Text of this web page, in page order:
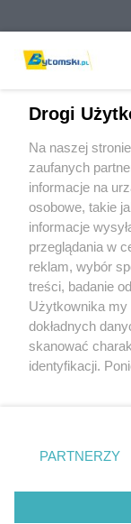
Wydawca mediów
Nie zapomnij
zapoznać się z:
Twojemiasto
Piekary Śląskie
Chorzów
Tarnowskie Góry
Gliwice
Drogi
Na naszej
zaufanych
informacje na
osobowe, takie
informacje
przeglądania w
reklam, wybór
treści, badanie
Użytkownika
dokładnych
skanować
identyfikacji.
prywatności
. Niektóre
zgody
takiemu
PARTNERZY